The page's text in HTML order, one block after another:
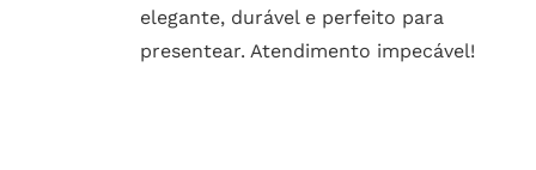
elegante, durável e perfeito para
presentear. Atendimento impecável!